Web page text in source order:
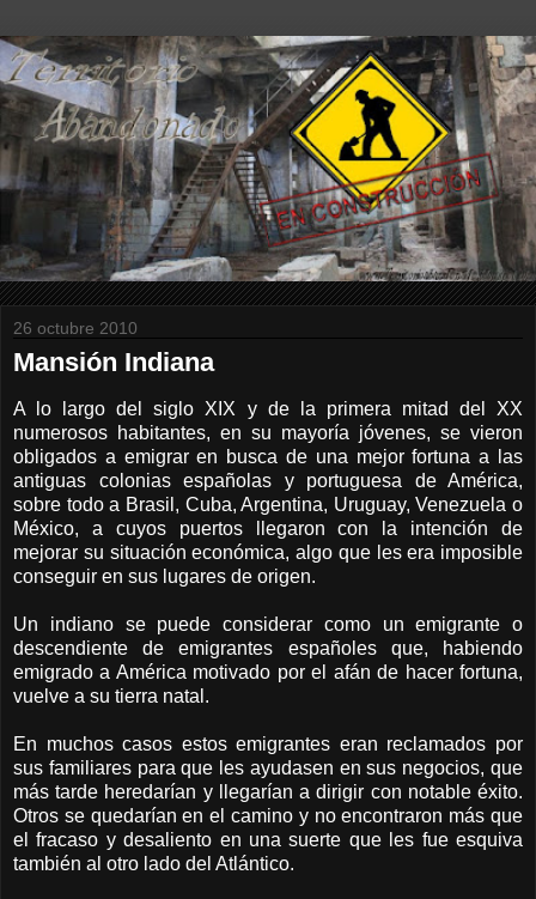
26 octubre 2010
Mansión Indiana
A lo largo del siglo XIX y de la primera mitad del XX
numerosos habitantes, en su mayoría jóvenes, se vieron
obligados a emigrar en busca de una mejor fortuna a las
antiguas colonias españolas y portuguesa de América,
sobre todo a Brasil, Cuba, Argentina, Uruguay, Venezuela o
México, a cuyos puertos llegaron con la intención de
mejorar su situación económica, algo que les era imposible
conseguir en sus lugares de origen.
Un indiano se puede considerar como un emigrante o
descendiente de emigrantes españoles que, habiendo
emigrado a América motivado por el afán de hacer fortuna,
vuelve a su tierra natal.
En muchos casos estos emigrantes eran reclamados por
sus familiares para que les ayudasen en sus negocios, que
más tarde heredarían y llegarían a dirigir con notable éxito.
Otros se quedarían en el camino y no encontraron más que
el fracaso y desaliento en una suerte que les fue esquiva
también al otro lado del Atlántico.